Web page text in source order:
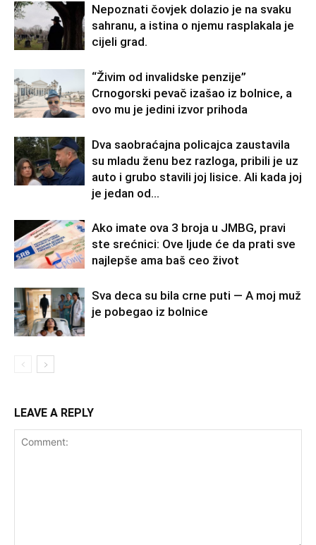
Nepoznati čovjek dolazio je na svaku
sahranu, a istina o njemu rasplakala je
cijeli grad.
“Živim od invalidske penzije”
Crnogorski pevač izašao iz bolnice, a
ovo mu je jedini izvor prihoda
Dva saobraćajna policajca zaustavila
su mladu ženu bez razloga, pribili je uz
auto i grubo stavili joj lisice. Ali kada joj
je jedan od...
Ako imate ova 3 broja u JMBG, pravi
ste srećnici: Ove ljude će da prati sve
najlepše ama baš ceo život
Sva deca su bila crne puti — A moj muž
je pobegao iz bolnice
LEAVE A REPLY